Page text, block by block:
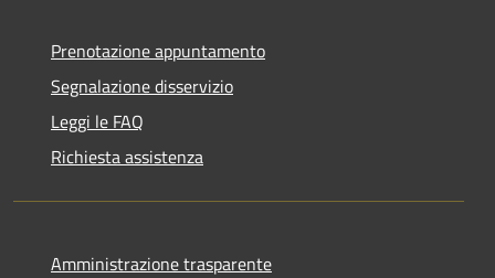
Prenotazione appuntamento
Segnalazione disservizio
Leggi le FAQ
Richiesta assistenza
Amministrazione trasparente